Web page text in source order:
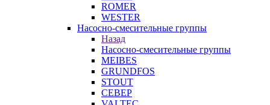
ROMER
WESTER
Насосно-смесительные группы
Назад
Насосно-смесительные группы
MEIBES
GRUNDFOS
STOUT
СЕВЕР